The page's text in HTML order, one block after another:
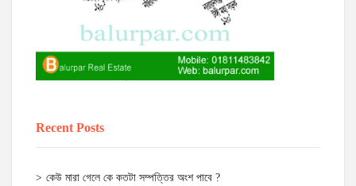
Recent Posts
কেউ মারা গেলে কে কতটা সম্পত্তির অংশ পাবে ?